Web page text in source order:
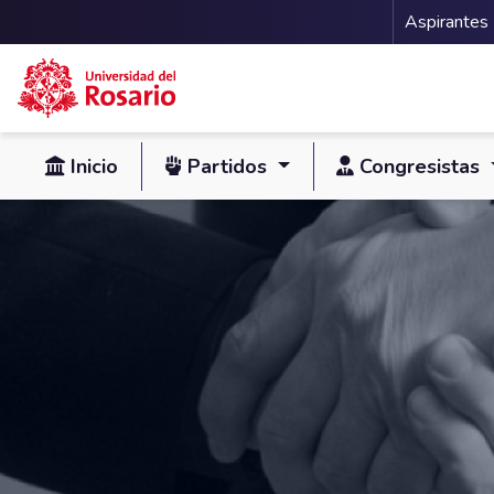
Pasar al contenido principal
Aspirantes
Inicio Partidos Congresistas